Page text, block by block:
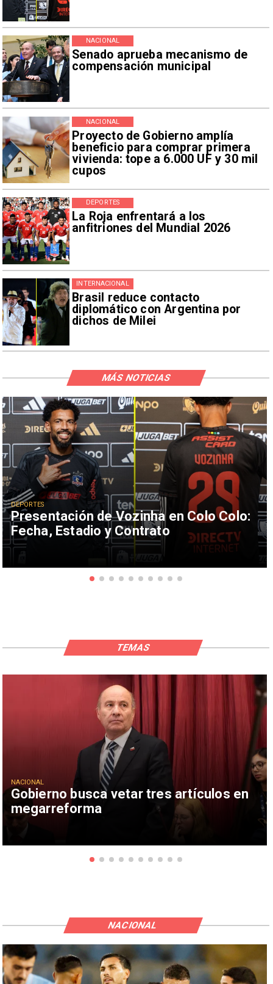
Senado aprueba mecanismo de
compensación municipal
NACIONAL
Proyecto de Gobierno amplía
beneficio para comprar primera
vivienda: tope a 6.000 UF y 30 mil
cupos
NACIONAL
La Roja enfrentará a los
anfitriones del Mundial 2026
DEPORTES
Brasil reduce contacto
diplomático con Argentina por
dichos de Milei
INTERNACIONAL
Presentación de Vozinha en Colo Colo:
Fecha, Estadio y Contrato
DEPORTES
MÁS NOTICIAS
Gobierno busca vetar tres artículos en
megarreforma
NACIONAL
TEMAS
NACIONAL